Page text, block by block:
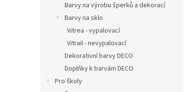
Barvy na výrobu šperků a dekorací
Barvy na sklo
Vitrea - vypalovací
Vitrail - nevypalovací
Dekorativní barvy DECO
Doplňky k barvám DECO
Pro školy